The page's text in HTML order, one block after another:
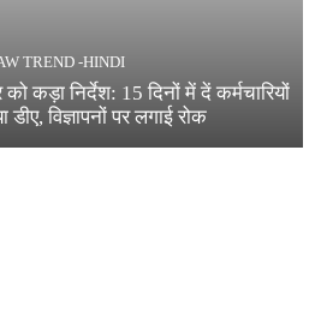
TREND -HINDI
कड़ा निर्देश: 15 दिनों में दें कर्मचारियों
डीए, विज्ञापनों पर लगाई रोक